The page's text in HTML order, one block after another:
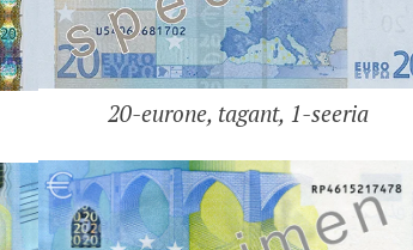
20-eurone, tagant, 1-seeria